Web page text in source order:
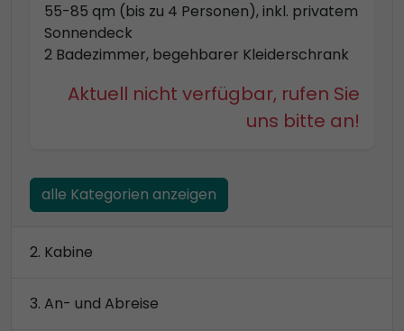
55-85 qm (bis zu 4 Personen), inkl. privatem
Sonnendeck
2 Badezimmer, begehbarer Kleiderschrank
Aktuell nicht verfügbar, rufen Sie
uns bitte an!
alle Kategorien anzeigen
Kabine
An- und Abreise